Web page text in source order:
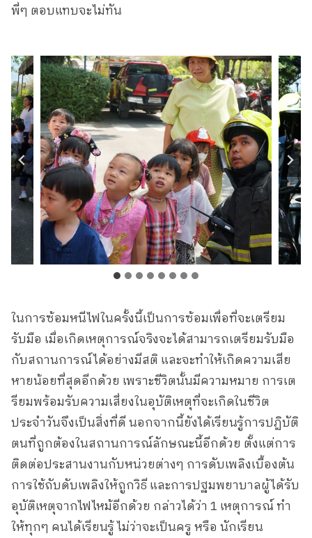
พี่ๆ ตอบแทบจะไม่ทัน
ในการซ้อมหนีไฟในครั้งนี้เป็นการซ้อมเพื่อที่จะเตรียม
รับมือ เมื่อเกิดเหตุการณ์จริงจะได้สามารถเตรียมรับมือ
กับสถานการณ์ได้อย่างมีสติ และจะทำให้เกิดความเสีย
หายน้อยที่สุดอีกด้วย เพราะชีวิตนั้นมีความหมาย การเต
รียมพร้อมรับความเสี่ยงในอุบัติเหตุที่จะเกิดในชีวิต
ประจำวันจึงเป็นสิ่งที่ดี นอกจากนี้ยังได้เรียนรู้การปฏิบัติ
ตนที่ถูกต้องในสถานการณ์ลักษณะนี้อีกด้วย ตั้งแต่การ
ติดต่อประสานงานกับหน่วยต่างๆ การดับเพลิงเบื้องต้น
การใช้ถับดับเพลิงให้ถูกวิธี และการปฐมพยาบาลผู้ได้รับ
อุบัติเหตุจากไฟไหม้อีกด้วย กล่าวได้ว่า 1 เหตุการณ์ ทำ
ให้ทุกๆ คนได้เรียนรู้ ไม่ว่าจะเป็นครู หรือ นักเรียน